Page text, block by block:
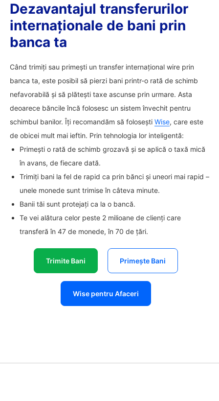
Dezavantajul transferurilor
internaționale de bani prin
banca ta
Când trimiți sau primești un transfer internațional wire prin
banca ta, este posibil să pierzi bani printr-o rată de schimb
nefavorabilă și să plătești taxe ascunse prin urmare. Asta
deoarece băncile încă folosesc un sistem învechit pentru
schimbul banilor. Îți recomandăm să folosești Wise, care este
de obicei mult mai ieftin. Prin tehnologia lor inteligentă:
Primești o rată de schimb grozavă și se aplică o taxă mică
în avans, de fiecare dată.
Trimiți bani la fel de rapid ca prin bănci și uneori mai rapid –
unele monede sunt trimise în câteva minute.
Banii tăi sunt protejați ca la o bancă.
Te vei alătura celor peste 2 milioane de clienți care
transferă în 47 de monede, în 70 de țări.
Trimite Bani Primește Bani
Wise pentru Afaceri